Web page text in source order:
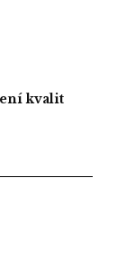
kvalit